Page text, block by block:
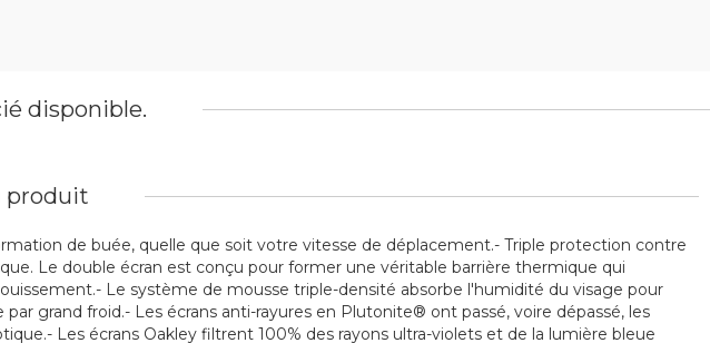
produit
de buée, quelle que soit votre vitesse de déplacement.- Triple protection contre
Le double écran est conçu pour former une véritable barrière thermique qui
Le système de mousse triple-densité absorbe l'humidité du visage pour
grand froid.- Les écrans anti-rayures en Plutonite® ont passé, voire dépassé, les
Les écrans Oakley filtrent 100% des rayons ultra-violets et de la lumière bleue
disponible.